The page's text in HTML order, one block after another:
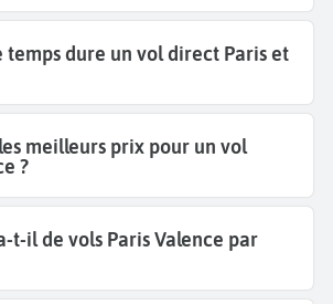
temps dure un vol direct Paris et
meilleurs prix pour un vol
?
t-il de vols Paris Valence par